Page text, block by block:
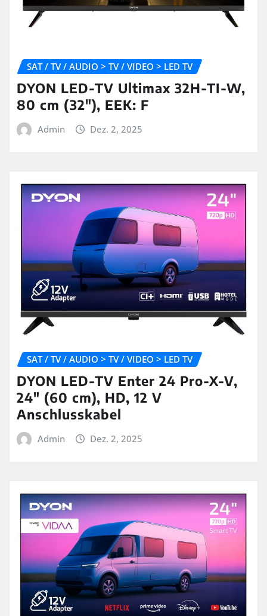
SAT / TV / AUDIO > TV / VIDEO > LED TV
DYON LED-TV Ultimax 32H-TI-W,
80 cm (32″), EEK: F
Admin Dez. 2, 2025
SAT / TV / AUDIO > TV / VIDEO > LED TV
DYON LED-TV Enter 24 Pro-X-V,
24″ (60 cm), HD, 12 V
Anschlusskabel
Admin Dez. 2, 2025